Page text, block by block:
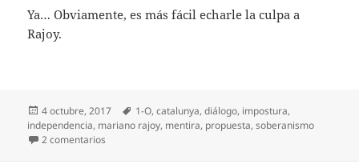
Ya… Obviamente, es más fácil echarle la culpa a
Rajoy.
Publicado
el
4 octubre, 2017 Etiquetas
1-O,catalunya,diálogo, impostura,
independencia, mariano rajoy, mentira, propuesta,soberanismo
2 comentarios